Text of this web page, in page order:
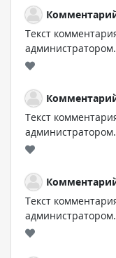
Текст
администратором.
Текст
администратором.
Текст
администратором.